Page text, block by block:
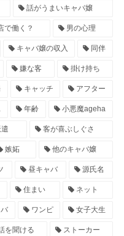
話がうまいキャバ嬢
で働く？ 男の心理
キャバ嬢の収入 同伴
嫌な客 掛け持ち
キャッチ アフター
年齢 小悪魔ageha
客が喜ぶしぐさ
嫉妬 他のキャバ嬢
昼キャバ 源氏名
住まい ネット
ワンピ 女子大生
を聞ける ストーカー